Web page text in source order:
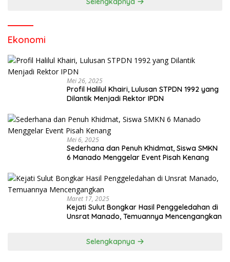
Ekonomi
Mei 26, 2025
Profil Halilul Khairi, Lulusan STPDN 1992 yang
Dilantik Menjadi Rektor IPDN
Mei 6, 2025
Sederhana dan Penuh Khidmat, Siswa SMKN
6 Manado Menggelar Event Pisah Kenang
Maret 17, 2025
Kejati Sulut Bongkar Hasil Penggeledahan di
Unsrat Manado, Temuannya Mencengangkan
Selengkapnya